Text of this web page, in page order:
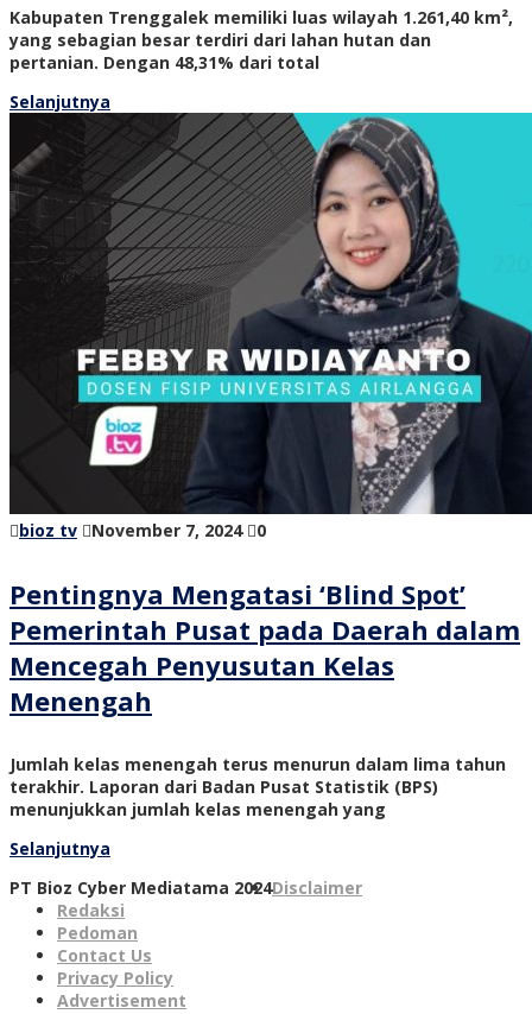
Kabupaten Trenggalek memiliki luas wilayah 1.261,40 km²,
yang sebagian besar terdiri dari lahan hutan dan
pertanian. Dengan 48,31% dari total
Selanjutnya
bioz tv November 7, 2024 0
Pentingnya Mengatasi ‘Blind Spot’
Pemerintah Pusat pada Daerah dalam
Mencegah Penyusutan Kelas
Menengah
Jumlah kelas menengah terus menurun dalam lima tahun
terakhir. Laporan dari Badan Pusat Statistik (BPS)
menunjukkan jumlah kelas menengah yang
Selanjutnya
PT Bioz Cyber Mediatama 2024Disclaimer
Redaksi
Pedoman
Contact Us
Privacy Policy
Advertisement